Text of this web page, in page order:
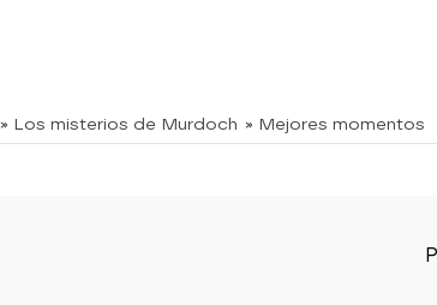
» Los misterios de Murdoch » Mejores momentos